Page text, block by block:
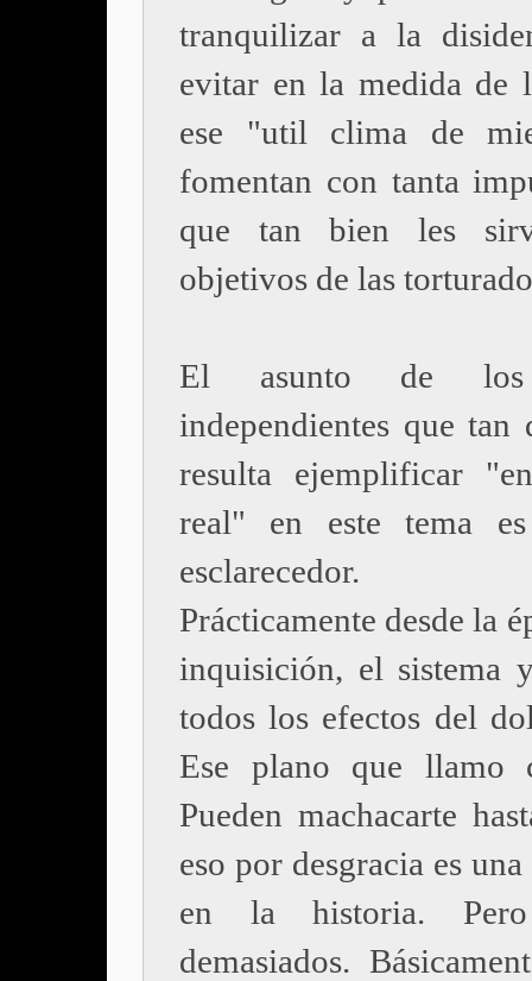
tranquilizar a la
evitar en la medida de
ese "util clima de
fomentan con tanta
que tan bien les
objetivos de las
El asunto de los
independientes que
resulta ejemplificar
real" en este tema es
esclarecedor.
Prácticamente desde la
inquisición, el sistema
todos los efectos del
Ese plano que llamo
Pueden machacarte
eso por desgracia es
en la historia.
demasiados.